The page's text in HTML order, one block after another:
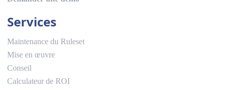
Services
Maintenance du Ruleset
Mise en œuvre
Conseil
Calculateur de ROI